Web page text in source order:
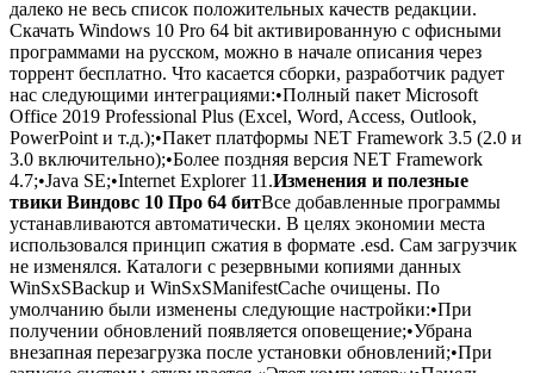
далеко не весь список положительных качеств редакции.
Скачать Windows 10 Pro 64 bit активированную с офисными
программами на русском, можно в начале описания через
торрент бесплатно. Что касается сборки, разработчик радует
нас следующими интеграциями:•Полный пакет Microsoft
Office 2019 Professional Plus (Excel, Word, Access, Outlook,
PowerPoint и т.д.);•Пакет платформы NET Framework 3.5 (2.0 и
3.0 включительно);•Более поздняя версия NET Framework
4.7;•Java SE;•Internet Explorer 11.Изменения и полезные
твики Виндовс 10 Про 64 битВсе добавленные программы
устанавливаются автоматически. В целях экономии места
использовался принцип сжатия в формате .esd. Сам загрузчик
не изменялся. Каталоги с резервными копиями данных
WinSxSBackup и WinSxSManifestCache очищены. По
умолчанию были изменены следующие настройки:•При
получении обновлений появляется оповещение;•Убрана
внезапная перезагрузка после установки обновлений;•При